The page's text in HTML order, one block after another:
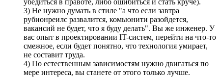
убедиться в правоте, либо ошибиться и стать круче).
3) Не нужно думать в стиле "а что если завтра
рубионреилс развалится, комьюнити разойдется,
вакансий не будет, что я буду делать". Вы же инженер. У
вас опыт в проектировании IT-систем, перейти на что-то
смежное, если будет понятно, что технология умирает,
не составит труда.
4) По естественным зависимостям нужно двигаться по
мере интереса, вы станете от этого только лучше.